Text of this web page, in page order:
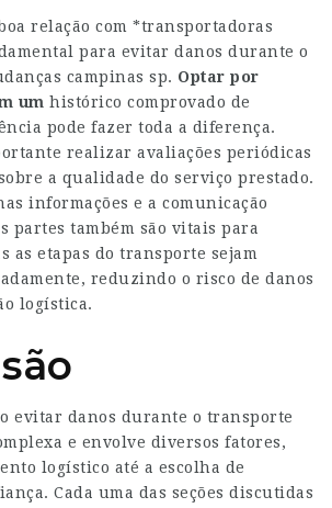
relação com *transportadoras
para evitar danos durante o
campinas sp. Optar por
um histórico comprovado de
pode fazer toda a diferença.
realizar avaliações periódicas
a qualidade do serviço prestado.
informações e a comunicação
partes também são vitais para
as etapas do transporte sejam
reduzindo o risco de danos
logística.
evitar danos durante o transporte
e envolve diversos fatores,
logístico até a escolha de
Cada uma das seções discutidas